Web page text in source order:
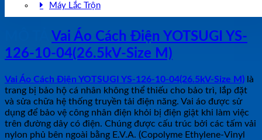
Máy Lắc Trộn
Vai Áo Cách Điện YOTSUGI YS-
126-10-04(26.5kV-Size M)
Vai Áo Cách Điện YOTSUGI YS-126-10-04(26.5kV-Size M) là
trang bị bảo hộ cá nhân không thể thiếu cho bảo trì, lắp đặt
và sửa chữa hệ thống truyền tải điện năng. Vai áo được sử
dụng để bảo vệ công nhân điện khỏi bị điện giật khi làm việc
trên đường dây có điện. Chúng được cấu trúc bởi các tấm vải
nylon phủ bên ngoài bằng E.V.A. (Copolyme Ethylene-Vinyl